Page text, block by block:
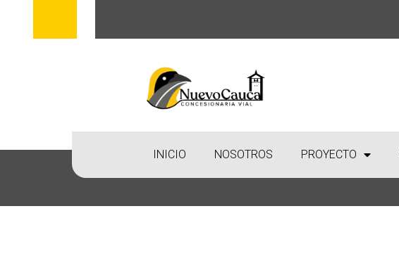
INICIO NOSOTROS PROYECTO